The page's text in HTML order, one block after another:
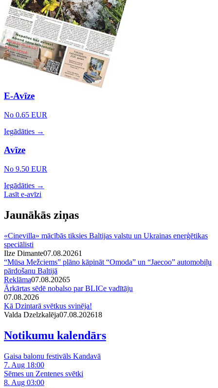
E-Avīze
No 0.65 EUR
Iegādāties →
Avīze
No 9.50 EUR
Iegādāties →
Lasīt e-avīzi
Jaunākās ziņas
«Cinevilla» mācībās tiksies Baltijas valstu un Ukrainas enerģētikas
speciālisti
Ilze Dimante07.08.20261
“Mūsa Mežciems” plāno kāpināt “Omoda” un “Jaecoo” automobiļu
pārdošanu Baltijā
Reklāma07.08.20265
Ārkārtas sēdē nobalso par BLICe vadītāju
07.08.2026
Kā Dzintarā svētkus svinēja!
Valda Dzelzkalēja07.08.202618
Notikumu kalendārs
Gaisa balonu festivāls Kandavā
7. Aug 18:00
Sēmes un Zentenes svētki
8. Aug 03:00